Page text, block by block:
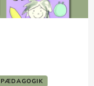
PÆDAGOGIK